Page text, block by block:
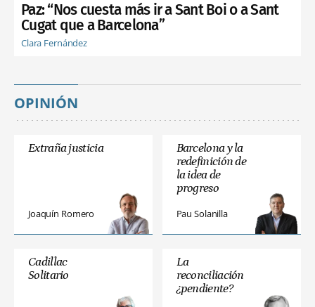
Paz: “Nos cuesta más ir a Sant Boi o a Sant
Cugat que a Barcelona”
Clara Fernández
OPINIÓN
Extraña justicia
Joaquín Romero
Barcelona y la
redefinición de
la idea de
progreso
Pau Solanilla
Cadillac
Solitario
La
reconciliación
¿pendiente?